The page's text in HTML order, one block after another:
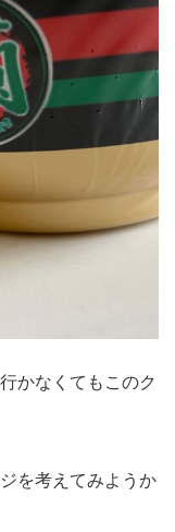
かなくてもこのク
を考えてみようか